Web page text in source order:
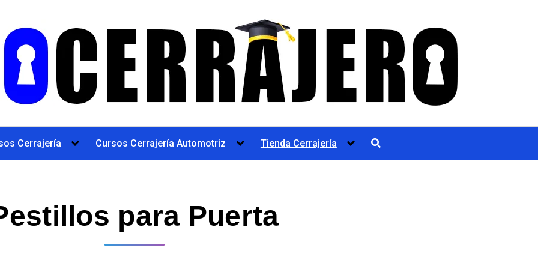
Cerrajería Cursos Cerrajería Automotriz Tienda Cerrajería
para Puerta